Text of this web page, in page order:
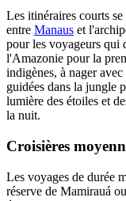
Les itinéraires courts
entre Manaus et
pour les voyageurs qui
l'Amazonie pour la
indigènes, à nager
guidées dans la jungle
lumière des étoiles et
la nuit.
Croisières
Les voyages de durée
réserve de Mamirauá